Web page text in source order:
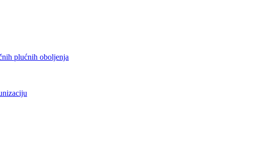
plućnih oboljenja